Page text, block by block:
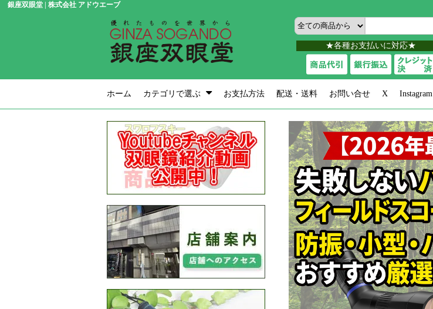
銀座双眼堂 | 株式会社 アドウエーブ
★各種お支払いに対応★
ホーム カテゴリで選ぶ お支払方法 配送・送料 お問い合せ X Instagram